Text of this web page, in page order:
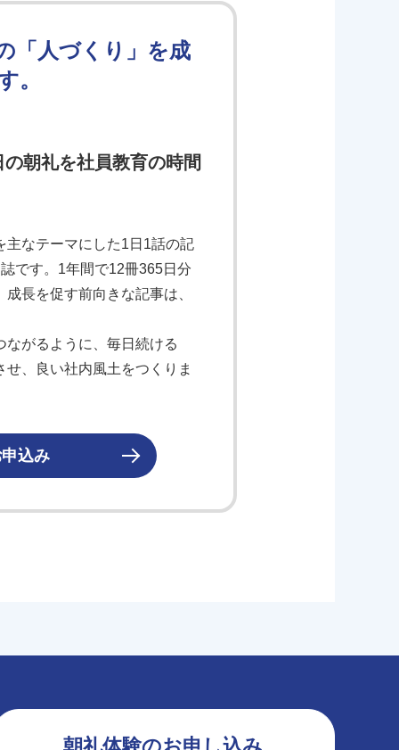
「人づくり」を成
。
朝礼を社員教育の時間
主なテーマにした1日1話の記
です。1年間で12冊365日分
長を促す前向きな記事は、
がるように、毎日続ける
、良い社内風土をつくりま
込み